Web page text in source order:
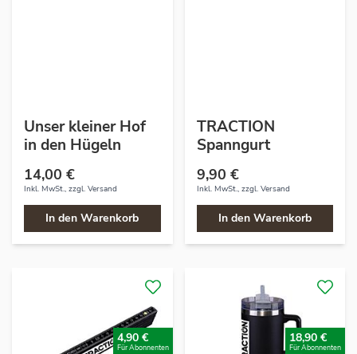
Unser kleiner Hof
in den Hügeln
14,00 €
Inkl. MwSt., zzgl. Versand
In den Warenkorb
TRACTION
Spanngurt
9,90 €
Inkl. MwSt., zzgl. Versand
In den Warenkorb
4,90 €
Für Abonnenten
18,90 €
Für Abonnenten